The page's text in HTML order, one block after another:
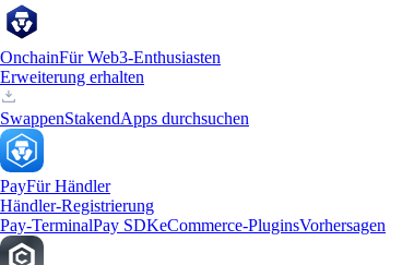
OnchainFür Web3-Enthusiasten
Erweiterung erhalten
SwappenStakendApps durchsuchen
PayFür Händler
Händler-Registrierung
Pay-TerminalPay SDKeCommerce-PluginsVorhersagen